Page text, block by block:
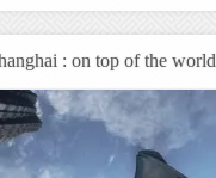
: on top of the world